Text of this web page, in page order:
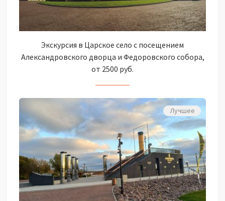
Экскурсия в Царское село с посещением
Александровского дворца и Федоровского собора,
от 2500 руб.
Лучшее